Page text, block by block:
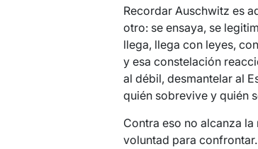
Recordar Auschwitz es
otro: se ensaya, se
llega, llega con leyes,
y esa constelación
al débil, desmantelar al
quién sobrevive y quién
Contra eso no alcanza
voluntad para